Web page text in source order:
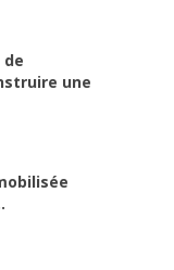
de
une